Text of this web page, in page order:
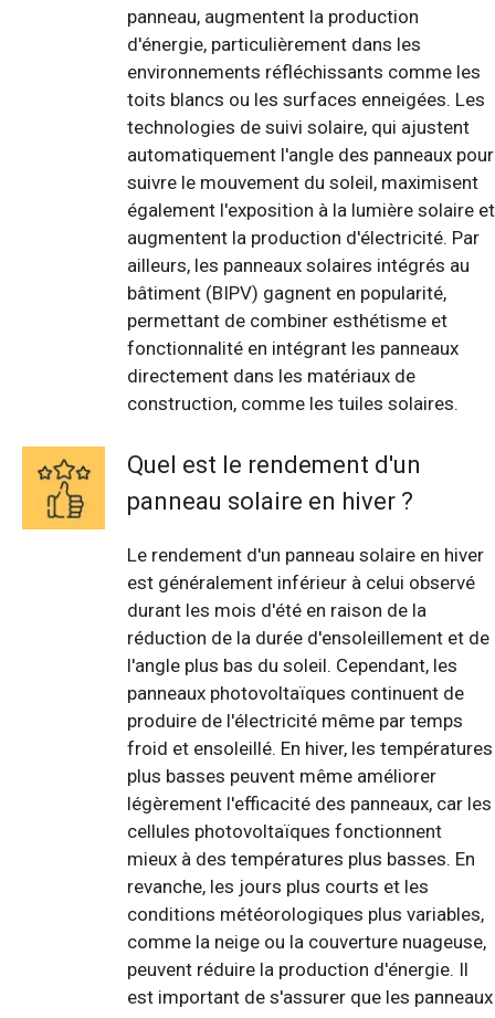
panneau, augmentent la production
d'énergie, particulièrement dans les
environnements réfléchissants comme les
toits blancs ou les surfaces enneigées. Les
technologies de suivi solaire, qui ajustent
automatiquement l'angle des panneaux pour
suivre le mouvement du soleil, maximisent
également l'exposition à la lumière solaire et
augmentent la production d'électricité. Par
ailleurs, les panneaux solaires intégrés au
bâtiment (BIPV) gagnent en popularité,
permettant de combiner esthétisme et
fonctionnalité en intégrant les panneaux
directement dans les matériaux de
construction, comme les tuiles solaires.
Quel est le rendement d'un
panneau solaire en hiver ?
Le rendement d'un panneau solaire en hiver
est généralement inférieur à celui observé
durant les mois d'été en raison de la
réduction de la durée d'ensoleillement et de
l'angle plus bas du soleil. Cependant, les
panneaux photovoltaïques continuent de
produire de l'électricité même par temps
froid et ensoleillé. En hiver, les températures
plus basses peuvent même améliorer
légèrement l'efficacité des panneaux, car les
cellules photovoltaïques fonctionnent
mieux à des températures plus basses. En
revanche, les jours plus courts et les
conditions météorologiques plus variables,
comme la neige ou la couverture nuageuse,
peuvent réduire la production d'énergie. Il
est important de s'assurer que les panneaux